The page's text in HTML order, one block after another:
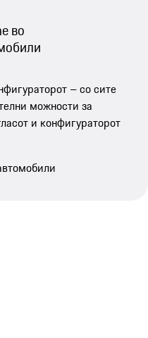
во
– со сите
можности за
и конфигураторот